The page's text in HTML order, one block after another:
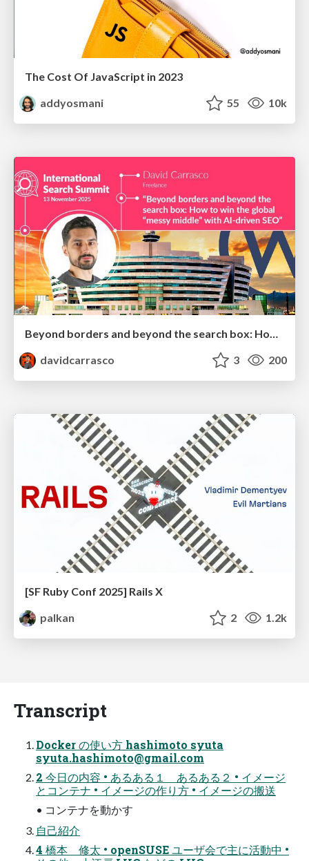
The Cost Of JavaScript in 2023
addyosmani
55 10k
Beyond borders and beyond the search box: How to win the global "messy middle" with AI-driven SEO
davidcarrasco
3 200
[SF Ruby Conf 2025] Rails X
palkan
2 1.2k
Transcript
Docker の使い方 hashimoto syuta
syuta.hashimoto@gmail.com
2 今日の内容 • あるある１ あるある２ • イメージ
とコンテナ • イメージの作り方 • イメージの搬送
• コンテナを動かす
自己紹介
4 橋本 修太 • openSUSE ユーザ会で主に活動中 •